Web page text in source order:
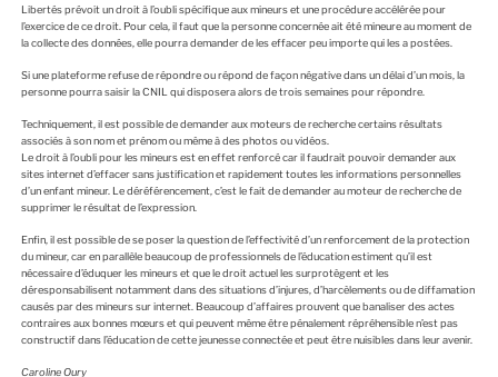
Libertés prévoit un droit à l’oubli spécifique aux mineurs et une procédure accélérée pour
l’exercice de ce droit. Pour cela, il faut que la personne concernée ait été mineure au moment de
la collecte des données, elle pourra demander de les effacer peu importe qui les a postées.
Si une plateforme refuse de répondre ou répond de façon négative dans un délai d’un mois, la
personne pourra saisir la CNIL qui disposera alors de trois semaines pour répondre.
Techniquement, il est possible de demander aux moteurs de recherche certains résultats
associés à son nom et prénom ou même à des photos ou vidéos.
Le droit à l’oubli pour les mineurs est en effet renforcé car il faudrait pouvoir demander aux
sites internet d’effacer sans justification et rapidement toutes les informations personnelles
d’un enfant mineur. Le déréférencement, c’est le fait de demander au moteur de recherche de
supprimer le résultat de l’expression.
Enfin, il est possible de se poser la question de l’effectivité d’un renforcement de la protection
du mineur, car en parallèle beaucoup de professionnels de l’éducation estiment qu’il est
nécessaire d’éduquer les mineurs et que le droit actuel les surprotègent et les
déresponsabilisent notamment dans des situations d’injures, d’harcèlements ou de diffamation
causés par des mineurs sur internet. Beaucoup d’affaires prouvent que banaliser des actes
contraires aux bonnes mœurs et qui peuvent même être pénalement répréhensible n’est pas
constructif dans l’éducation de cette jeunesse connectée et peut être nuisibles dans leur avenir.
Caroline Oury